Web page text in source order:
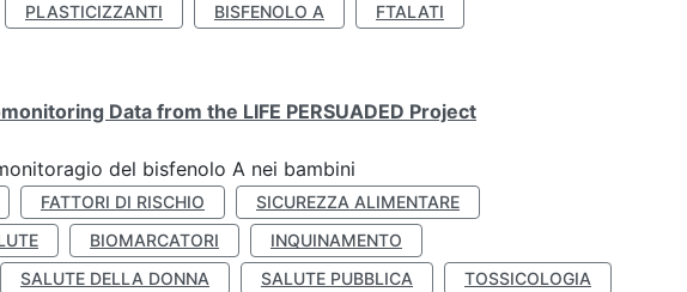
PLASTICIZZANTI BISFENOLO A
FTALATI
Data from the LIFE PERSUADED Project
del bisfenolo A nei bambini
FATTORI DI RISCHIO
SICUREZZA ALIMENTARE
BIOMARCATORI
INQUINAMENTO
SALUTE DELLA DONNA SALUTE PUBBLICA
TOSSICOLOGIA